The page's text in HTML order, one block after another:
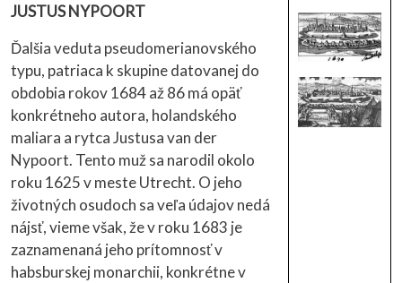
JUSTUS NYPOORT
Ďalšia veduta pseudomerianovského
typu, patriaca k skupine datovanej do
obdobia rokov 1684 až 86 má opäť
konkrétneho autora, holandského
maliara a rytca Justusa van der
Nypoort. Tento muž sa narodil okolo
roku 1625 v meste Utrecht. O jeho
životných osudoch sa veľa údajov nedá
nájsť, vieme však, že v roku 1683 je
zaznamenaná jeho prítomnosť v
habsburskej monarchii, konkrétne v